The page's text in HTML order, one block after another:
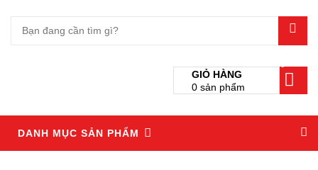
GIỎ HÀNG
0 sản phẩm
DANH MỤC SẢN PHẨM